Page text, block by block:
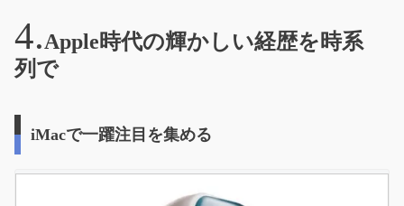
Apple時代の輝かしい経歴を時系
列で
iMacで一躍注目を集める